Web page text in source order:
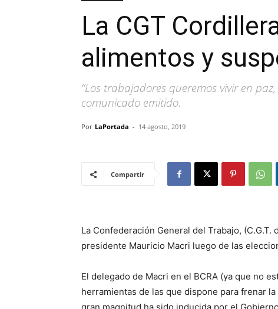
La CGT
alimentos y
“Los trabajadores queremos vivir en
comunicado emitido.
Por LaPortada - 14 agosto, 2019
Compartir
La Confederación General del Trabajo,
presidente Mauricio Macri luego de las
El delegado de Macri en el BCRA (ya que no
herramientas de las que dispone para frenar